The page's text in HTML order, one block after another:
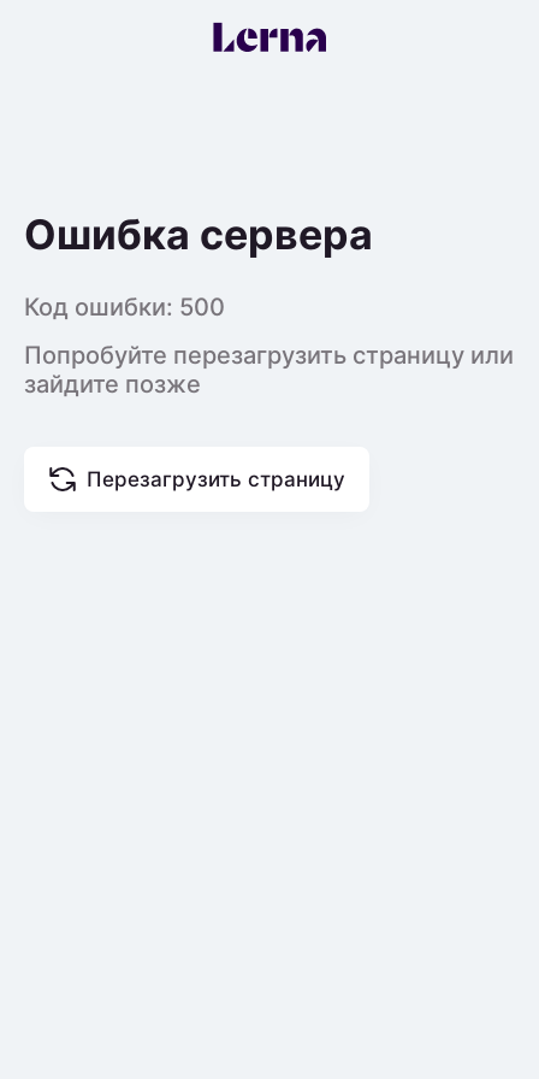
Ошибка сервера
Код ошибки: 500
Попробуйте перезагрузить страницу или
зайдите позже
Перезагрузить страницу